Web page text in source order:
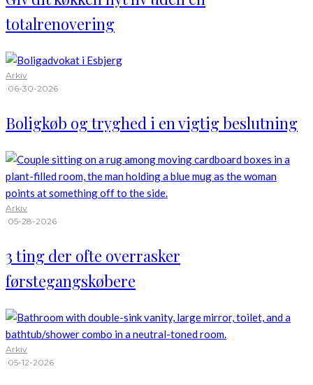
totalrenovering
Arkiv
·06-30-2026
Boligkøb og tryghed i en vigtig beslutning
Arkiv
·05-28-2026
3 ting der ofte overrasker
førstegangskøbere
Arkiv
·05-12-2026